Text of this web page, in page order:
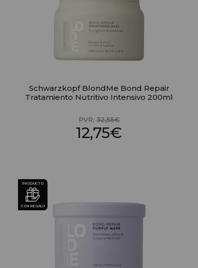
Schwarzkopf BlondMe Bond Repair
Tratamiento Nutritivo Intensivo 200ml
PVR:32,55€
12,75€
PRODUCTO
CON REGALO